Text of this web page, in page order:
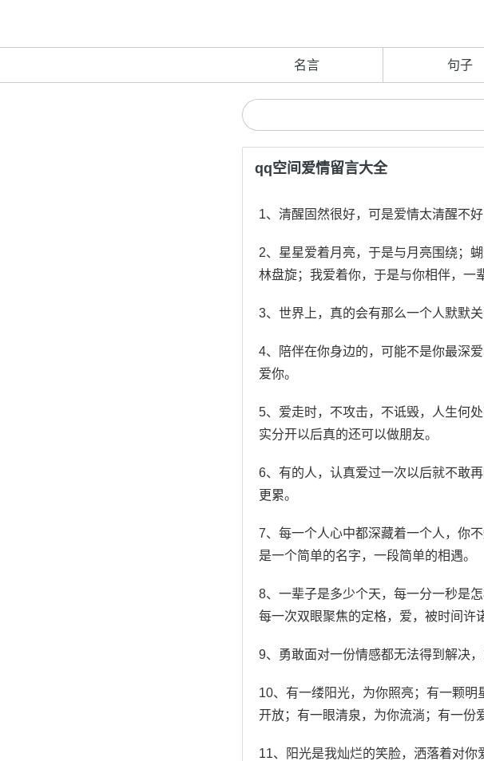
名言 句子
qq空间爱情留言大全
1、清醒固然很好，可是爱情太清醒不
2、星星爱着月亮，于是与月亮围绕；
林盘旋；我爱着你，于是与你相伴，一
3、世界上，真的会有那么一个人默默
4、陪伴在你身边的，可能不是你最深
爱你。
5、爱走时，不攻击，不诋毁，人生何
实分开以后真的还可以做朋友。
6、有的人，认真爱过一次以后就不敢
更累。
7、每一个人心中都深藏着一个人，你
是一个简单的名字，一段简单的相遇。
8、一辈子是多少个天，每一分一秒是
每一次双眼聚焦的定格，爱，被时间许
9、勇敢面对一份情感都无法得到解决
10、有一缕阳光，为你照亮；有一颗
开放；有一眼清泉，为你流淌；有一份
11、阳光是我灿烂的笑脸，洒落着对